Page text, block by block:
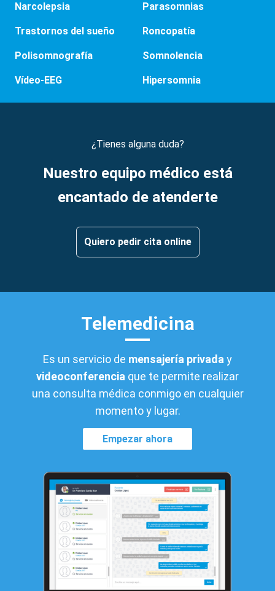
Narcolepsia Parasomnias
Trastornos del sueño Roncopatía
Polisomnografía Somnolencia
Vídeo-EEG Hipersomnia
¿Tienes alguna duda?
Nuestro equipo médico está
encantado de atenderte
Quiero pedir cita online
Telemedicina
Es un servicio de mensajería privada y
videoconferencia que te permite realizar
una consulta médica conmigo en cualquier
momento y lugar.
Empezar ahora